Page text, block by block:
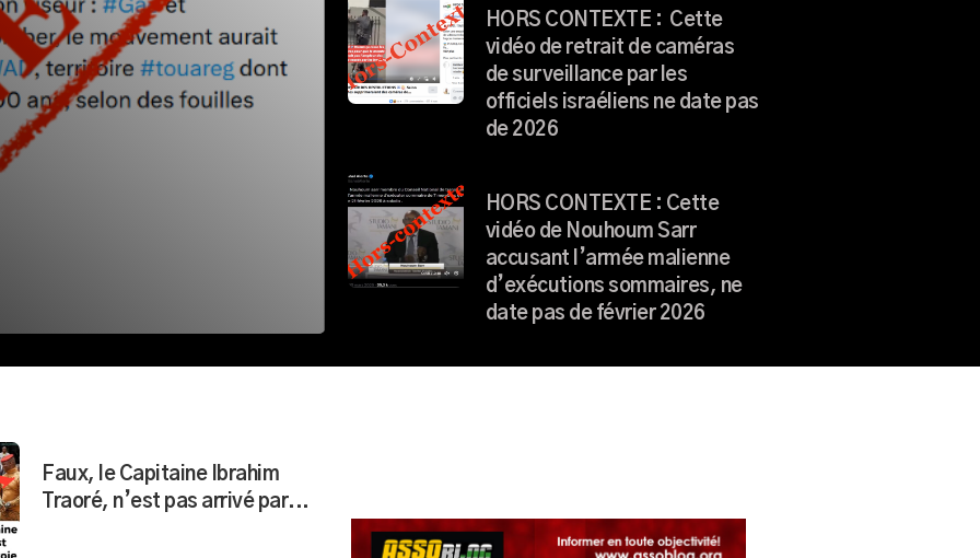
HORS CONTEXTE : Cette
vidéo de retrait de caméras
de surveillance par les
officiels israéliens ne date pas
de 2026
HORS CONTEXTE : Cette
vidéo de Nouhoum Sarr
accusant l’armée malienne
d’exécutions sommaires, ne
date pas de février 2026
Faux, le Capitaine Ibrahim
Traoré, n’est pas arrivé par...